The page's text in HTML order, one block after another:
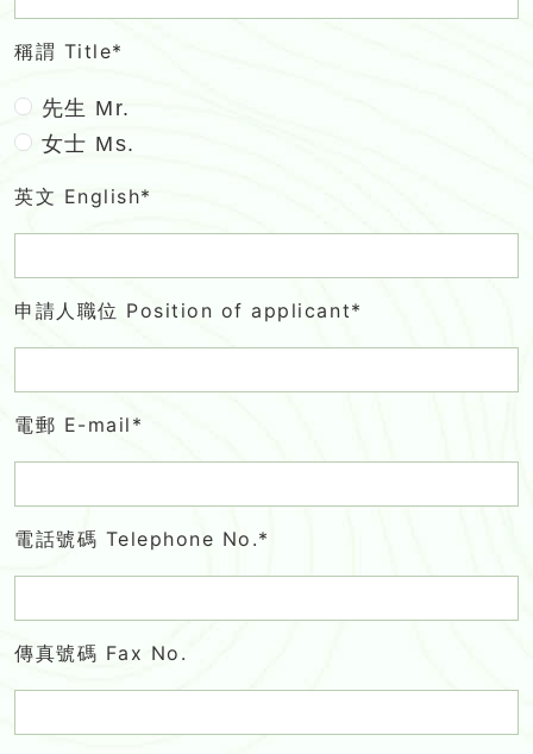
稱謂 Title*
先生 Mr.
女士 Ms.
英文 English*
申請人職位 Position of applicant*
電郵 E-mail*
電話號碼 Telephone No.*
傳真號碼 Fax No.